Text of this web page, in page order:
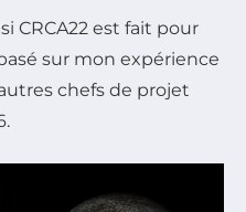
CRCA22 est fait pour
sur mon expérience
chefs de projet